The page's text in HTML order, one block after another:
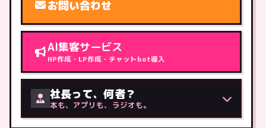
お問い合わせ
AI集客サービス
HP作成・LP作成・チャットbot導入
社長って、何者？
本も、アプリも、ラジオも。